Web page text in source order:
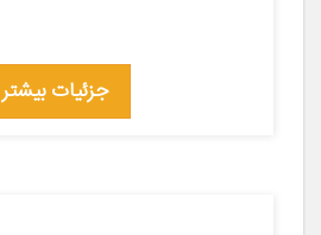
جزئیات بیشتر